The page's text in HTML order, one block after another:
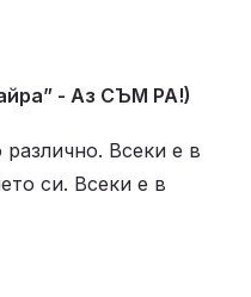
- Аз СЪМ РА!)
Всеки е в
си. Всеки е в